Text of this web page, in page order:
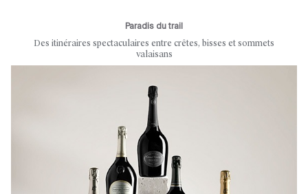
Paradis du trail
Des itinéraires spectaculaires entre crêtes, bisses et sommets
valaisans